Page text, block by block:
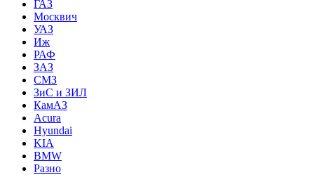
ГАЗ
Москвич
УАЗ
Иж
РАФ
ЗАЗ
СМЗ
ЗиС и ЗИЛ
КамАЗ
Acura
Hyundai
KIA
BMW
Разно